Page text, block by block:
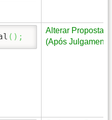
( ) ;
Alterar Proposta
(Após